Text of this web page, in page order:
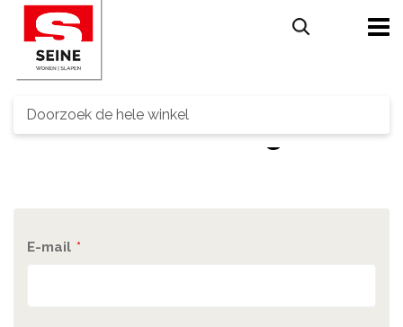
Search
Customer Login
E-mail